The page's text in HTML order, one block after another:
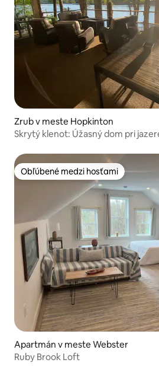
Zrub v meste Hopkinton
Skrytý klenot: Úžasný dom pri
Obľúbené medzi hosťami
Obľúbené medzi hosťami
Apartmán v meste Webster
Ruby Brook Loft